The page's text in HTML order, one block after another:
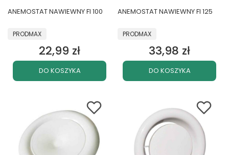
ANEMOSTAT NAWIEWNY FI 100
PRODUCENT
PRODMAX
Cena
22,99 zł
DO KOSZYKA
ANEMOSTAT NAWIEWNY FI 125
PRODUCENT
PRODMAX
Cena
33,98 zł
DO KOSZYKA